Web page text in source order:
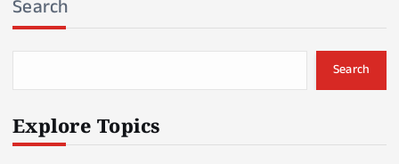
s
Search
Search
Explore Topics